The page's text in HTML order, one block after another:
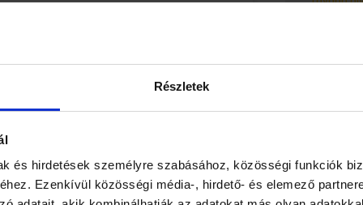
Részletek
és hirdetések személyre szabásához, közösségi funkciók
Ezenkívül közösségi média-, hirdető- és elemező
orvostudományi ágazat, azonban ma
ugyanis egyre több
10+1
Tovább
3d
belvárosi